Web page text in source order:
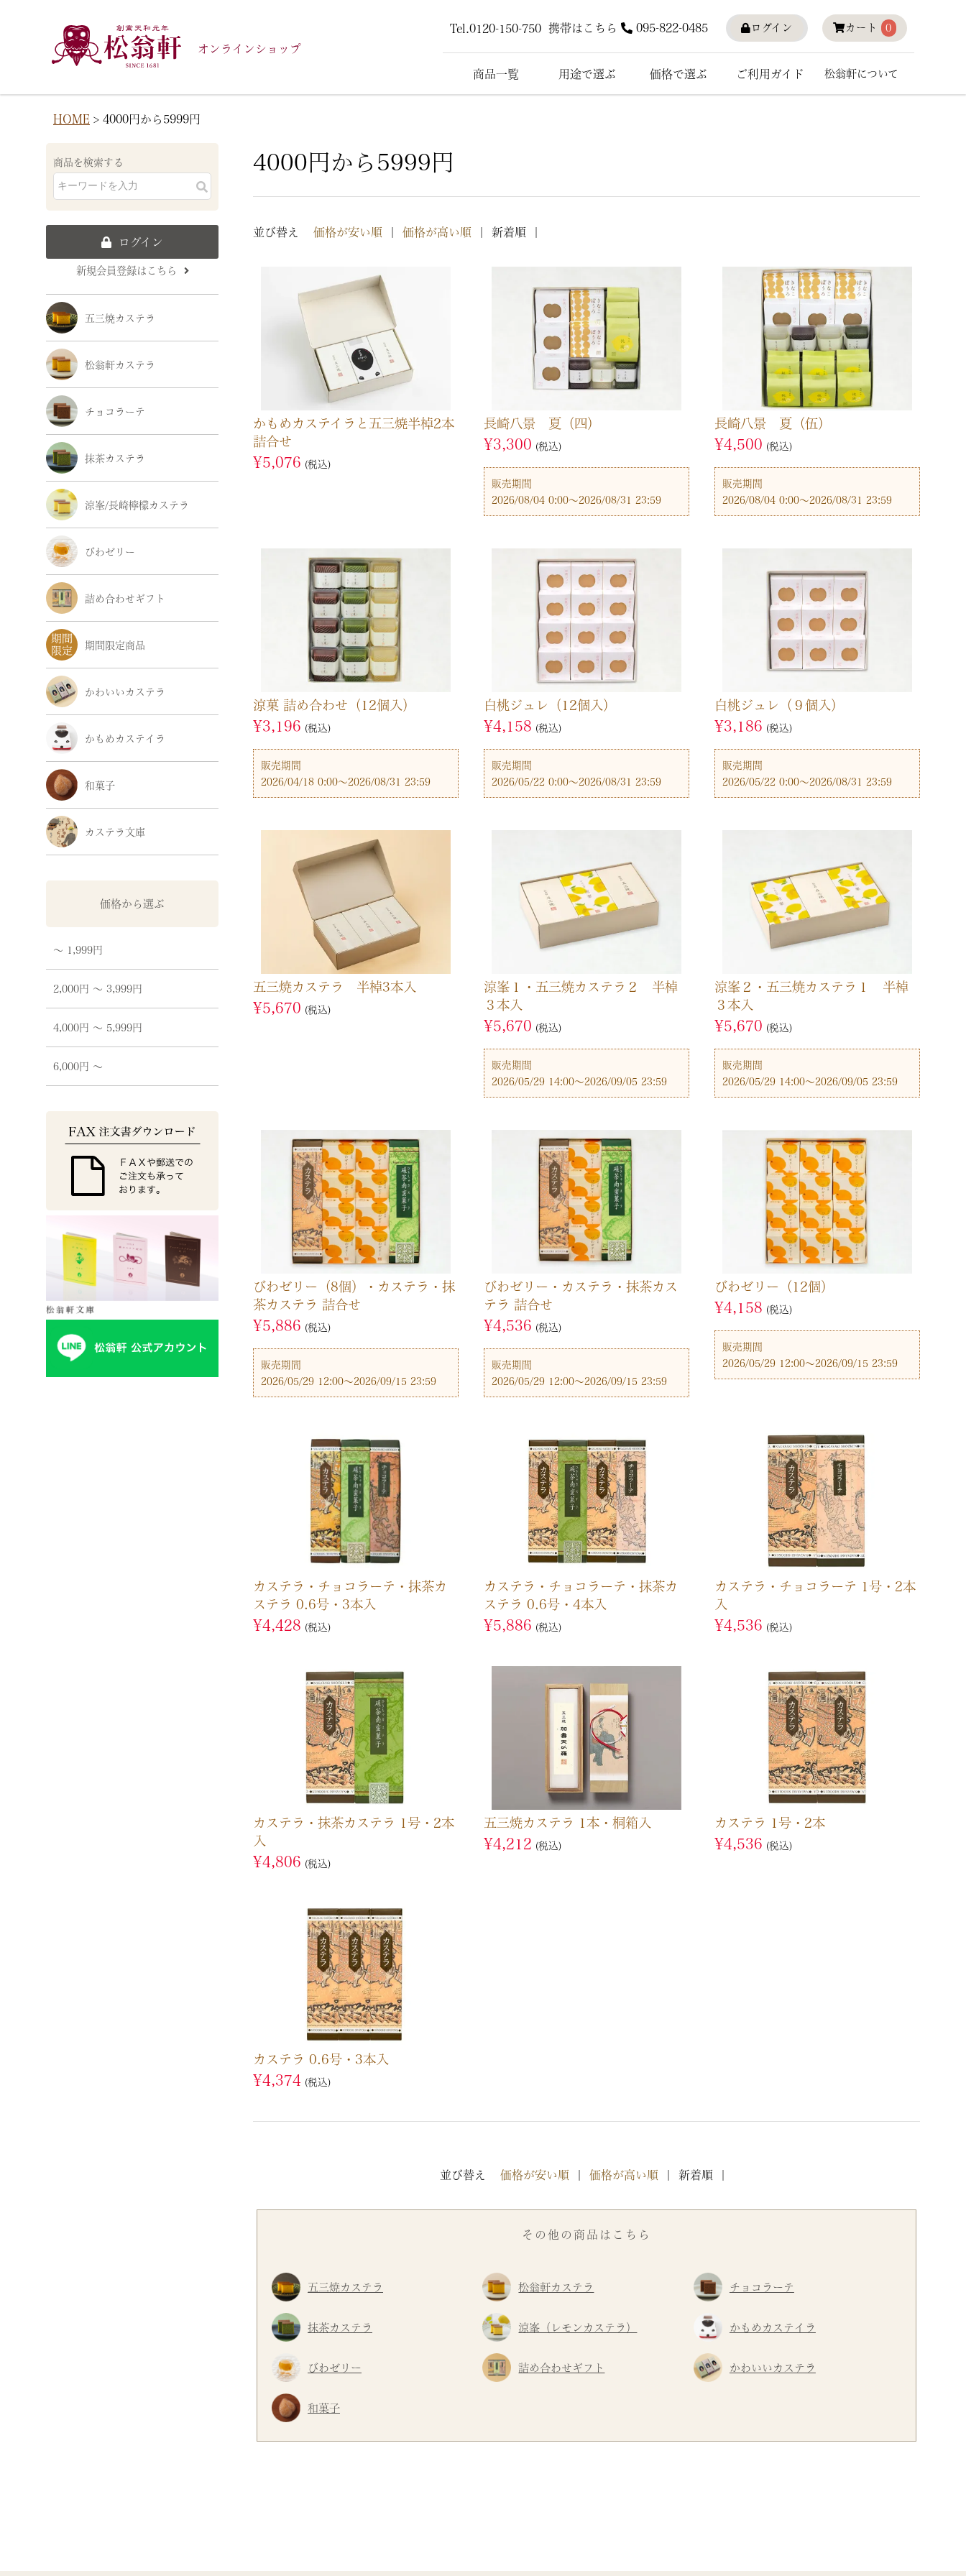
オンラインショップ
Tel.0120-150-750 携帯はこちら 095-822-0485 ログイン カート 0
商品一覧 用途で選ぶ 価格で選ぶ ご利用ガイド 松翁軒について
HOME 4000円から5999円
商品を検索する
ログイン
新規会員登録はこちら
五三焼カステラ
松翁軒カステラ
チョコラーテ
抹茶カステラ
涼峯/長崎檸檬カステラ
びわゼリー
詰め合わせギフト
期間限定商品
かわいいカステラ
かもめカステイラ
和菓子
カステラ文庫
価格から選ぶ
〜 1,999円
2,000円 〜 3,999円
4,000円 〜 5,999円
6,000円 〜
4000円から5999円
並び替え 価格が安い順 価格が高い順 新着順
かもめカステイラと五三焼半棹2本
詰合せ
¥5,076 税込
長崎八景 夏（四）
¥3,300 税込
販売期間
2026/08/04 0:00〜2026/08/31 23:59
長崎八景 夏（伍）
¥4,500 税込
販売期間
2026/08/04 0:00〜2026/08/31 23:59
涼菓 詰め合わせ（12個入）
¥3,196 税込
販売期間
2026/04/18 0:00〜2026/08/31 23:59
白桃ジュレ（12個入）
¥4,158 税込
販売期間
2026/05/22 0:00〜2026/08/31 23:59
白桃ジュレ（９個入）
¥3,186 税込
販売期間
2026/05/22 0:00〜2026/08/31 23:59
五三焼カステラ 半棹3本入
¥5,670 税込
涼峯１・五三焼カステラ２ 半棹
３本入
¥5,670 税込
販売期間
2026/05/29 14:00〜2026/09/05 23:59
涼峯２・五三焼カステラ１ 半棹
３本入
¥5,670 税込
販売期間
2026/05/29 14:00〜2026/09/05 23:59
びわゼリー（8個）・カステラ・抹
茶カステラ 詰合せ
¥5,886 税込
販売期間
2026/05/29 12:00〜2026/09/15 23:59
びわゼリー・カステラ・抹茶カス
テラ 詰合せ
¥4,536 税込
販売期間
2026/05/29 12:00〜2026/09/15 23:59
びわゼリー（12個）
¥4,158 税込
販売期間
2026/05/29 12:00〜2026/09/15 23:59
カステラ・チョコラーテ・抹茶カ
ステラ 0.6号・3本入
¥4,428 税込
カステラ・チョコラーテ・抹茶カ
ステラ 0.6号・4本入
¥5,886 税込
カステラ・チョコラーテ 1号・2本
入
¥4,536 税込
カステラ・抹茶カステラ 1号・2本
入
¥4,806 税込
五三焼カステラ 1本・桐箱入
¥4,212 税込
カステラ 1号・2本
¥4,536 税込
カステラ 0.6号・3本入
¥4,374 税込
並び替え 価格が安い順 価格が高い順 新着順
その他の商品はこちら
五三焼カステラ 松翁軒カステラ チョコラーテ
抹茶カステラ 涼峯（レモンカステラ） かもめカステイラ
びわゼリー 詰め合わせギフト かわいいカステラ
和菓子